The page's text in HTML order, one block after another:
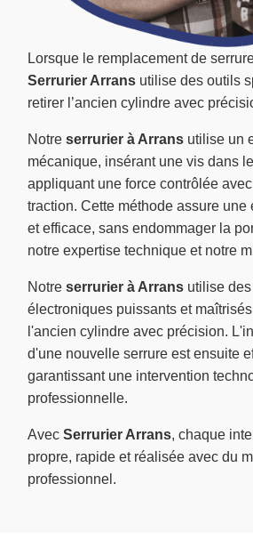
Lorsque le remplacement de
Serrurier Arrans utilise des outils
retirer l’ancien cylindre avec
Notre serrurier à Arrans utilise un
mécanique, insérant une vis dans
appliquant une force contrôlée
traction. Cette méthode assure une
et efficace, sans endommager la
notre expertise technique et notre
Notre serrurier à Arrans utilise
électroniques puissants et
l'ancien cylindre avec précision.
d'une nouvelle serrure est ensuite
garantissant une intervention
professionnelle.
Avec Serrurier Arrans, chaque
propre, rapide et réalisée avec du
professionnel.